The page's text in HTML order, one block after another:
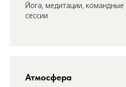
Йога, медитации,
сессии
Атмосфера